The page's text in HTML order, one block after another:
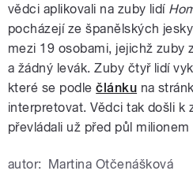
vědci aplikovali na zuby lidí
pocházejí ze španělských
mezi 19 osobami, jejichž zuby
a žádný levák. Zuby čtyř lidí
které se podlečlánku na
interpretovat. Vědci tak došli k
převládali už před půl milionem
autor: Martina Otčenášková